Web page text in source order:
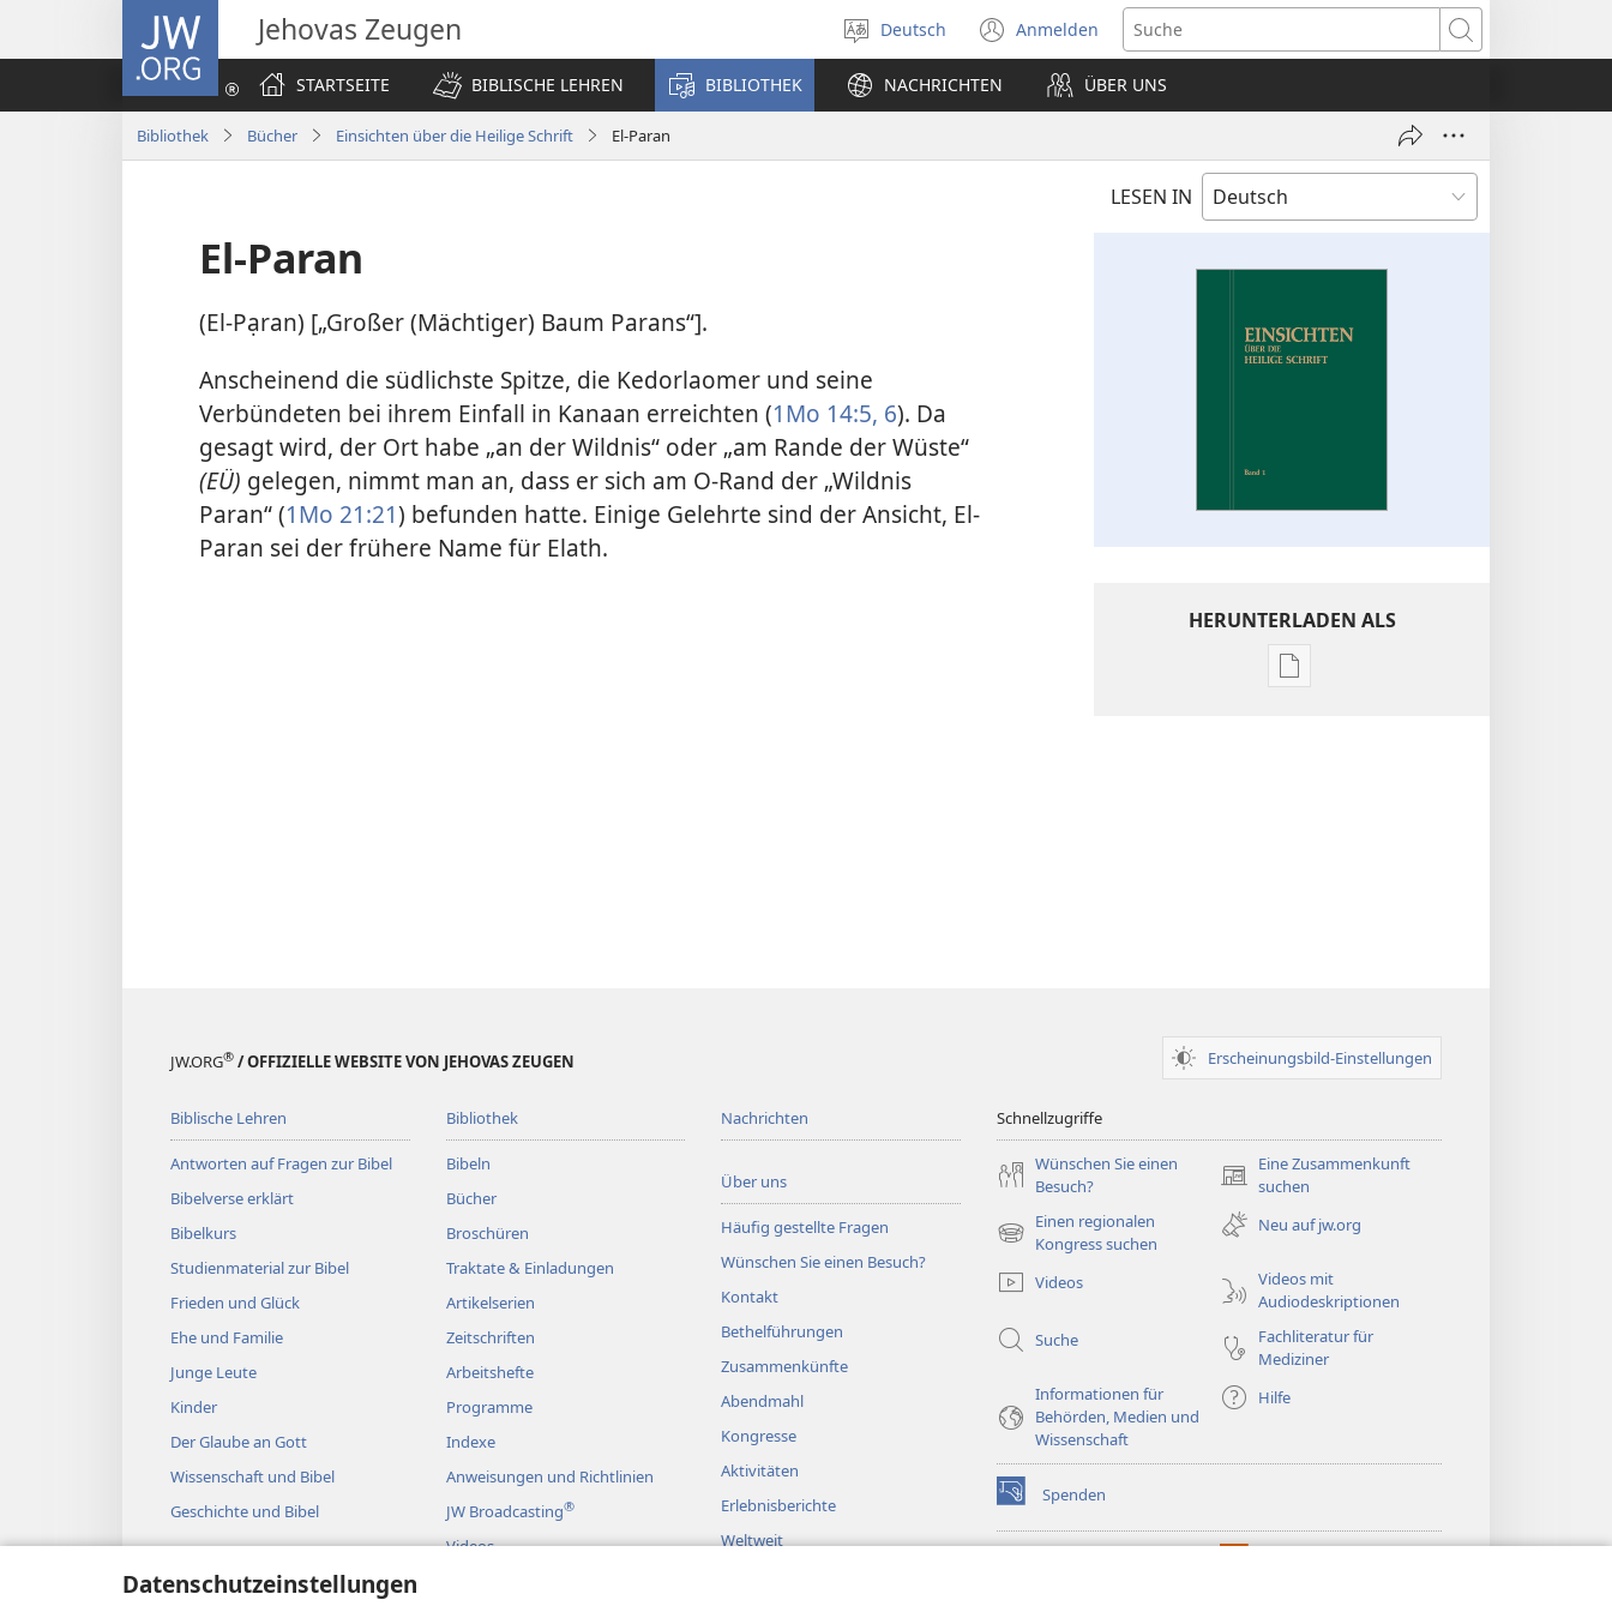
Datenschutzeinstellungen
JW.ORG Jehovas Zeugen
Sprache
auswählen
Deutsch Anmelden
(öffnet
neues
Fenster)
Suche
STARTSEITE
BIBLISCHE LEHREN BIBLIOTHEK NACHRICHTEN ÜBER UNS
Bibliothek Bücher Einsichten über die Heilige Schrift El-Paran
LESEN IN
El-Paran
(El-Pạran) [„Großer (Mächtiger) Baum Parans“].
Anscheinend die südlichste Spitze, die Kedorlaomer und seine
Verbündeten bei ihrem Einfall in Kanaan erreichten (1Mo 14:5, 6). Da
gesagt wird, der Ort habe „an der Wildnis“ oder „am Rande der Wüste“
(EÜ) gelegen, nimmt man an, dass er sich am O-Rand der „Wildnis
Paran“ (1Mo 21:21) befunden hatte. Einige Gelehrte sind der Ansicht, El-
Paran sei der frühere Name für Elath.
HERUNTERLADEN ALS
Downloadoptionen
JW.ORG® / OFFIZIELLE WEBSITE VON JEHOVAS ZEUGEN Erscheinungsbild-Einstellungen
Biblische Lehren
Antworten auf Fragen zur Bibel
Bibelverse erklärt
Bibelkurs
Studienmaterial zur Bibel
Frieden und Glück
Ehe und Familie
Junge Leute
Kinder
Der Glaube an Gott
Wissenschaft und Bibel
Geschichte und Bibel
Bibliothek
Bibeln
Bücher
Broschüren
Traktate & Einladungen
Artikelserien
Zeitschriften
Arbeitshefte
Programme
Indexe
Anweisungen und Richtlinien
JW Broadcasting®
Videos
Nachrichten
Über uns
Häufig gestellte Fragen
Wünschen Sie einen Besuch?
Kontakt
Bethelführungen
Zusammenkünfte
Abendmahl
Kongresse
Aktivitäten
Erlebnisberichte
Weltweit
Schnellzugriffe
Wünschen Sie einen
Besuch?
Eine Zusammenkunft
suchen
(öffnet
neues
Fenster)
Einen regionalen
Kongress suchen
(öffnet
Fenster)
Neu auf jw.org
Videos
Videos mit
Audiodeskriptionen
Suche
Fachliteratur für
Mediziner
Informationen für
Behörden, Medien und
Wissenschaft
Hilfe
Spenden
(öffnet
neues
Fenster)